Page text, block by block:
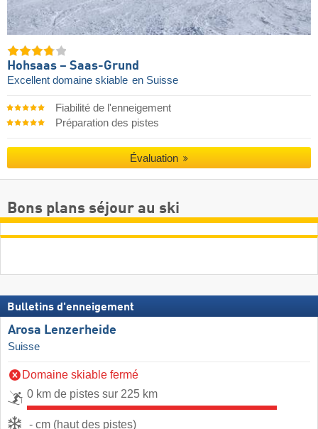
Hohsaas – Saas-Grund
Excellent domaine skiable en Suisse
Fiabilité de l'enneigement
Préparation des pistes
Évaluation
Bons plans séjour au ski
Bulletins d'enneigement
Arosa Lenzerheide
Suisse
Domaine skiable fermé
0 km de pistes sur 225 km
- cm (haut des pistes)